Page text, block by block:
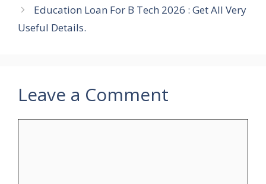
Education Loan For B Tech 2026 : Get All Very
Useful Details.
Leave a Comment